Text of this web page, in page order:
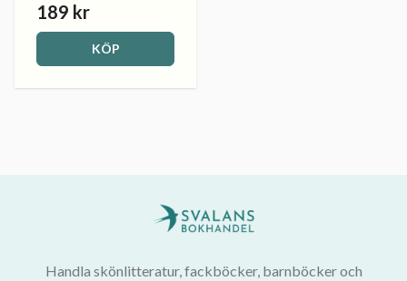
189 kr
KÖP
Handla skönlitteratur, fackböcker, barnböcker och